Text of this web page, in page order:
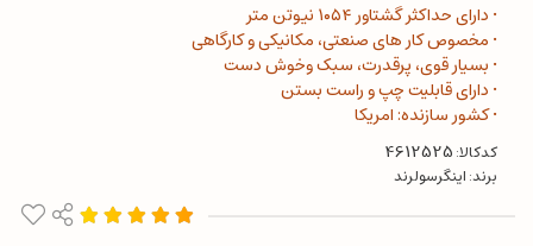
• دارای حداکثر گشتاور ۱۰۵۴ نیوتن متر
• مخصوص کار های صنعتی، مکانیکی و کارگاهی
• بسیار قوی، پرقدرت، سبک وخوش دست
• دارای قابلیت چپ و راست بستن
• کشور سازنده: امریکا
کدکالا:
برند:اینگرسولرند